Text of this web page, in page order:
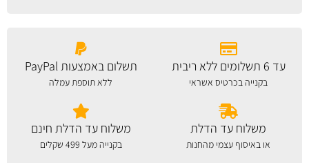
עד 6 תשלומים ללא ריבית
בקנייה בכרטיס אשראי
תשלום באמצעות PayPal
ללא תוספת עמלה
משלוח עד הדלת
או באיסוף עצמי מהחנות
משלוח עד הדלת חינם
בקנייה מעל 499 שקלים